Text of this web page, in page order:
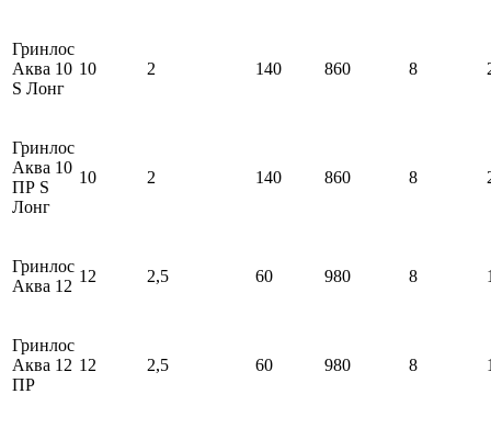
Гринлос
Аква 10
S Лонг
10 2 140 860 8
Гринлос
Аква 10
ПР S
Лонг
10 2 140 860 8
Гринлос
Аква 12
12 2,5 60 980 8
Гринлос
Аква 12
ПР
12 2,5 60 980 8